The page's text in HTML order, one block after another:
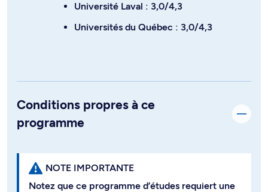
Université Laval : 3,0/4,3
Universités du Québec : 3,0/4,3
Conditions propres à ce
programme
NOTE IMPORTANTE
Notez que ce programme d’études requiert une